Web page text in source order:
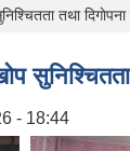
तथा
- 18:44